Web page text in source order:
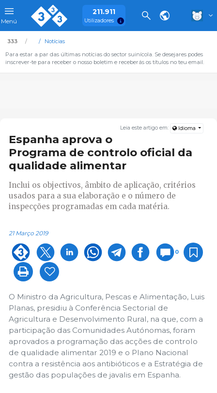
Menú
211.911
Utilizadores
333
Notícias
Para estar a par das últimas notícias do sector suinícola. Se desejares podes
inscrever-te para receber o nosso boletim e receberás os títulos no teu email.
Leia este artigo em: Idioma
Espanha aprova o
Programa de controlo oficial da
qualidade alimentar
Inclui os objectivos, âmbito de aplicação, critérios
usados para a sua elaboração e o número de
inspecções programadas em cada matéria.
21 Março 2019
0
O Ministro da Agricultura, Pescas e Alimentação, Luis
Planas, presidiu à Conferência Sectorial de
Agricultura e Desenvolvimento Rural, na que, com a
participação das Comunidades Autónomas, foram
aprovados a programação das acções de controlo
de qualidade alimentar 2019 e o Plano Nacional
contra a resistência aos antibióticos e a Estratégia de
gestão das populações de javalis em Espanha.